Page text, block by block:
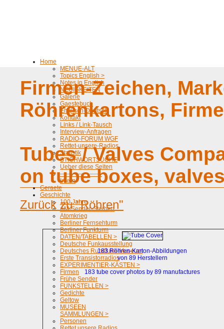
Home
MENUE-ALT
Topics English >
Notes in English
NEUIGKEITEN
Galerie
Gaestebuch
Englisch-Deutsch
Kontakt
Links / Link-Tausch
Interview-Anfragen
RADIO-FORUM WGF
Rettet-unsere-Radios
Statistik
STICHWORTSUCHE
Ueber diese Seiten
---------------------
Intern
Geraete
Geschichte
100 Jahre
AM-Sender-Sterben
Atomkrieg
Berliner Fernsehturm
Berliner Funkturm
DATEN/TABELLEN >
Deutsche Funkausstellung
Deutsches Rundfunk-Museum
Erste Transistorradios
EXPERIMENTIER-KÄSTEN >
Firmen
Frühe Sender
FUNKSTELLEN >
Gedichte
Geltow
MUSEEN
SAMMLUNGEN >
Personen
Firmen-Zeichen,
Röhrenkartons,
Tubes / Valves
on tube boxes,
Zurück zu "Röhren"
183 Röhren-Karton-Abbildungen
von 89 Herstellern
183 tube cover photos by 89 manufactures